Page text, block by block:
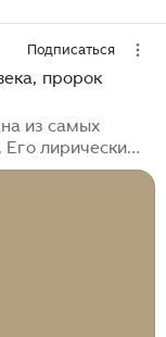
Подписаться
пророк
из самых
Его лирические
и